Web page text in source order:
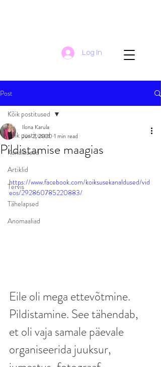
Log In
Post
Kõik postitused
Kanaldused
Artiklid
Tervis
Tähelapsed
Anomaaliad
Kõik postitused
Pildistamise maagias
Ilona Karula
Jun 2, 2020 1 min read
https://www.facebook.com/koiksusekanaldused/vid
eos/292860785220883/
Eile oli mega ettevõtmine.
Pildistamine. See tähendab,
et oli vaja samale päevale
organiseerida juuksur,